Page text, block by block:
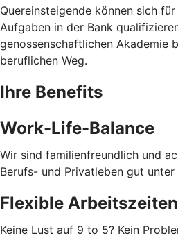
Quereinsteigende können sich
Aufgaben in der Bank
genossenschaftlichen Akademie
beruflichen Weg.
Ihre Benefits
Work-Life-Balance
Wir sind familienfreundlich und
Berufs- und Privatleben gut
Flexible Arbeitszeiten
Keine Lust auf 9 to 5? Kein